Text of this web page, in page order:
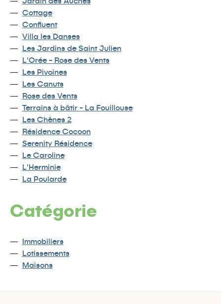
Cottage
Confluent
Villa les Danses
Les Jardins de Saint Julien
L'Orée - Rose des Vents
Les Pivoines
Les Canuts
Rose des Vents
Terrains à bâtir - La Fouillouse
Les Chênes 2
Résidence Cocoon
Serenity Résidence
Le Caroline
L'Herminie
La Poularde
Catégorie
Immobiliers
Lotissements
Maisons